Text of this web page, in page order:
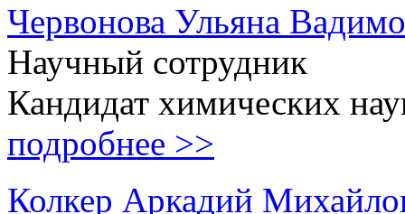
Червонова Ульяна
Научный сотрудник
Кандидат химических
подробнее >>
Колкер Аркадий